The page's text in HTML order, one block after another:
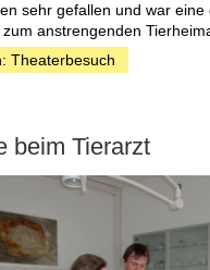
sehr gefallen und war eine
anstrengenden
Theaterbesuch
beim Tierarzt